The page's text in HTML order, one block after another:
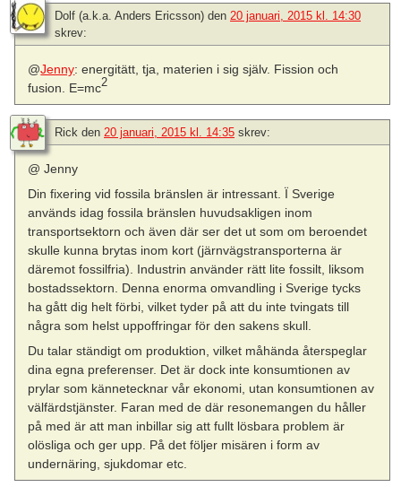
Dolf (a.k.a. Anders Ericsson) den 20 januari, 2015 kl. 14:30
skrev:
@Jenny: energitätt, tja, materien i sig själv. Fission och
fusion. E=mc2
Rick den 20 januari, 2015 kl. 14:35 skrev:
@ Jenny
Din fixering vid fossila bränslen är intressant. Ï Sverige
används idag fossila bränslen huvudsakligen inom
transportsektorn och även där ser det ut som om beroendet
skulle kunna brytas inom kort (järnvägstransporterna är
däremot fossilfria). Industrin använder rätt lite fossilt, liksom
bostadssektorn. Denna enorma omvandling i Sverige tycks
ha gått dig helt förbi, vilket tyder på att du inte tvingats till
några som helst uppoffringar för den sakens skull.
Du talar ständigt om produktion, vilket måhända återspeglar
dina egna preferenser. Det är dock inte konsumtionen av
prylar som kännetecknar vår ekonomi, utan konsumtionen av
välfärdstjänster. Faran med de där resonemangen du håller
på med är att man inbillar sig att fullt lösbara problem är
olösliga och ger upp. På det följer misären i form av
undernäring, sjukdomar etc.